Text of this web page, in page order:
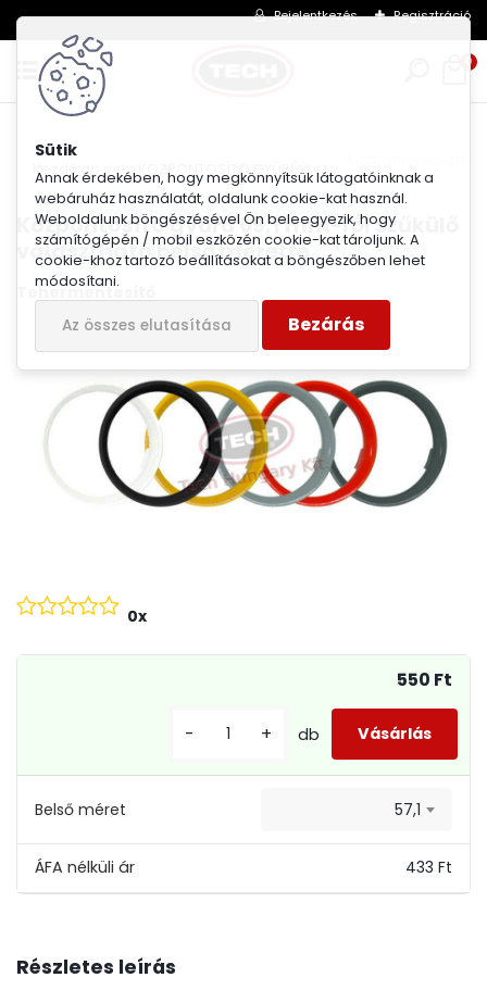
Annak érdekében, hogy megkönnyítsük látogatóinknak a
webáruház használatát, oldalunk cookie-kat használ.
Weboldalunk böngészésével Ön beleegyezik, hogy
számítógépén / mobil eszközén cookie-kat tároljunk. A
cookie-khoz tartozó beállításokat a böngészőben lehet
módosítani.
Az összes elutasítása Bezárás
Bejelentkezés Regisztráció
0
Kezdőlap KÖZPONTOSÍTÓ GYŰRŰK
Központosító gyűrű 69,1 mm-ről szűkülő
választható belső méretre
Tehermentesítő
0x
Belső méret 57,1
433 Ft
550 Ft
- + db
Részletes leírás